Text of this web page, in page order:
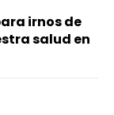
irnos de
salud en